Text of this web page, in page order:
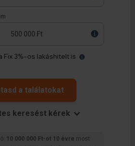
Fix 3%-os lakáshitelt is
a találatokat
keresést kérek
10 000 000 Ft-ot 10 évre most